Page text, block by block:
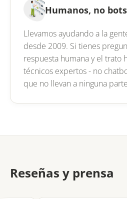
Humanos, no bots
Llevamos ayudando a la
desde 2009. Si tienes
respuesta humana y el trato
técnicos expertos - no
que no llevan a ninguna
Reseñas y prensa